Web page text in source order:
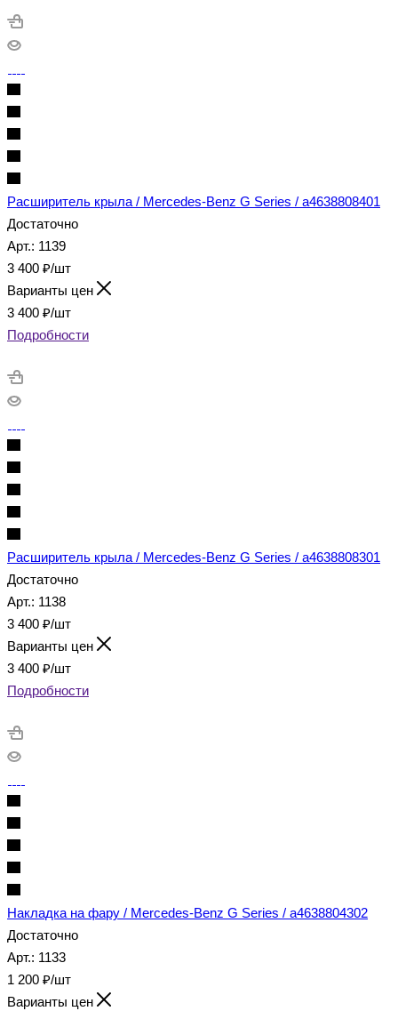
Расширитель крыла / Mercedes-Benz G Series / a4638808401
Достаточно
Арт.: 1139
3 400 ₽/шт
Варианты цен
3 400 ₽/шт
Подробности
Расширитель крыла / Mercedes-Benz G Series / a4638808301
Достаточно
Арт.: 1138
3 400 ₽/шт
Варианты цен
3 400 ₽/шт
Подробности
Накладка на фару / Mercedes-Benz G Series / a4638804302
Достаточно
Арт.: 1133
1 200 ₽/шт
Варианты цен